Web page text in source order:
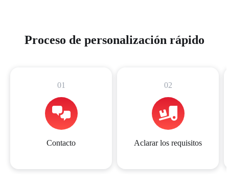
Proceso de personalización rápido
01
Contacto
02
Aclarar los requisitos